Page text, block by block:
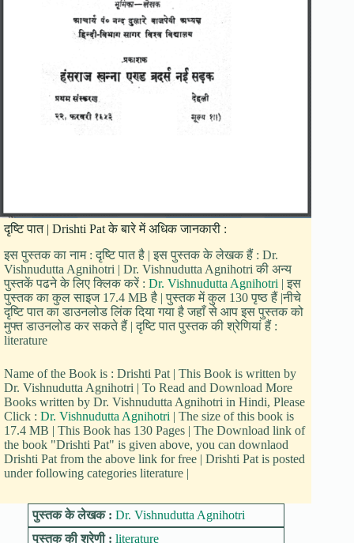
दृष्टि पात | Drishti Pat के बारे में अधिक जानकारी :
इस पुस्तक का नाम : दृष्टि पात है | इस पुस्तक के लेखक हैं : Dr.
Vishnudutta Agnihotri | Dr. Vishnudutta Agnihotri की अन्य
पुस्तकें पढने के लिए क्लिक करें : Dr. Vishnudutta Agnihotri | इस
पुस्तक का कुल साइज 17.4 MB है | पुस्तक में कुल 130 पृष्ठ हैं |नीचे
दृष्टि पात का डाउनलोड लिंक दिया गया है जहाँ से आप इस पुस्तक को
मुफ्त डाउनलोड कर सकते हैं | दृष्टि पात पुस्तक की श्रेणियां हैं :
literature
Name of the Book is : Drishti Pat | This Book is written by
Dr. Vishnudutta Agnihotri | To Read and Download More
Books written by Dr. Vishnudutta Agnihotri in Hindi, Please
Click : Dr. Vishnudutta Agnihotri | The size of this book is
17.4 MB | This Book has 130 Pages | The Download link of
the book "Drishti Pat" is given above, you can downlaod
Drishti Pat from the above link for free | Drishti Pat is posted
under following categories literature |
पुस्तक के लेखक : Dr. Vishnudutta Agnihotri
पुस्तक की श्रेणी : literature